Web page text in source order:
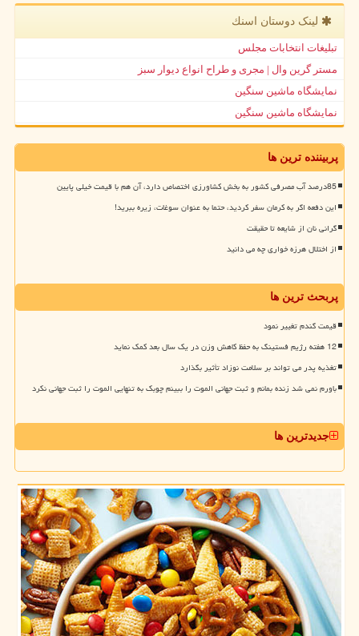
لینک دوستان اسنك
تبلیغات انتخابات مجلس
مستر گرین وال | مجری و طراح انواع دیوار سبز
نمایشگاه ماشین سنگین
نمایشگاه ماشین سنگین
پربیننده ترین ها
85درصد آب مصرفی کشور به بخش کشاورزی اختصاص دارد، آن هم با قیمت خیلی پایین
این دفعه اگر به کرمان سفر کردید، حتما به عنوان سوغات، زیره ببرید!
گرانی نان از شایعه تا حقیقت
از اختلال هرزه خواری چه می دانید
پربحث ترین ها
قیمت گندم تغییر نمود
12 هفته رژیم فستینگ به حفظ کاهش وزن در یک سال بعد کمک نماید
تغذیه پدر می تواند بر سلامت نوزاد تأثیر بگذارد
باورم نمی شد زنده بمانم و ثبت جهانی الموت را ببینم چوبک به تنهایی الموت را ثبت جهانی نکرد
جدیدترین ها